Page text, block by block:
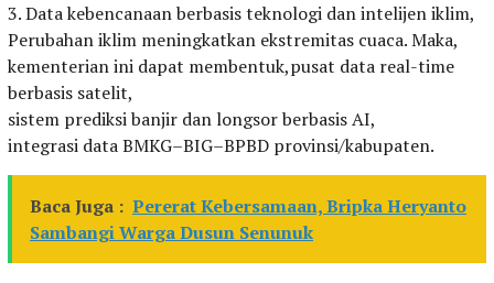
3. Data kebencanaan berbasis teknologi dan intelijen iklim,
Perubahan iklim meningkatkan ekstremitas cuaca. Maka,
kementerian ini dapat membentuk,pusat data real-time
berbasis satelit,
sistem prediksi banjir dan longsor berbasis AI,
integrasi data BMKG–BIG–BPBD provinsi/kabupaten.
Baca Juga : Pererat Kebersamaan, Bripka Heryanto
Sambangi Warga Dusun Senunuk